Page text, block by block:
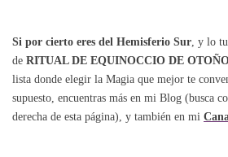
Si por cierto eres del Hemisferio Sur, y lo
de RITUAL DE EQUINOCCIO DE
lista donde elegir la Magia que mejor te
supuesto, encuentras más en mi Blog (busca
derecha de esta página), y también en mi